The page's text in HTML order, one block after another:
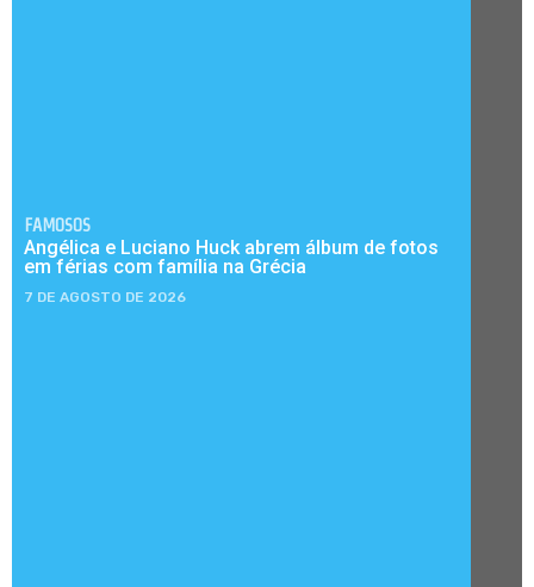
FAMOSOS
Angélica e Luciano Huck abrem álbum de fotos
em férias com família na Grécia
7 DE AGOSTO DE 2026